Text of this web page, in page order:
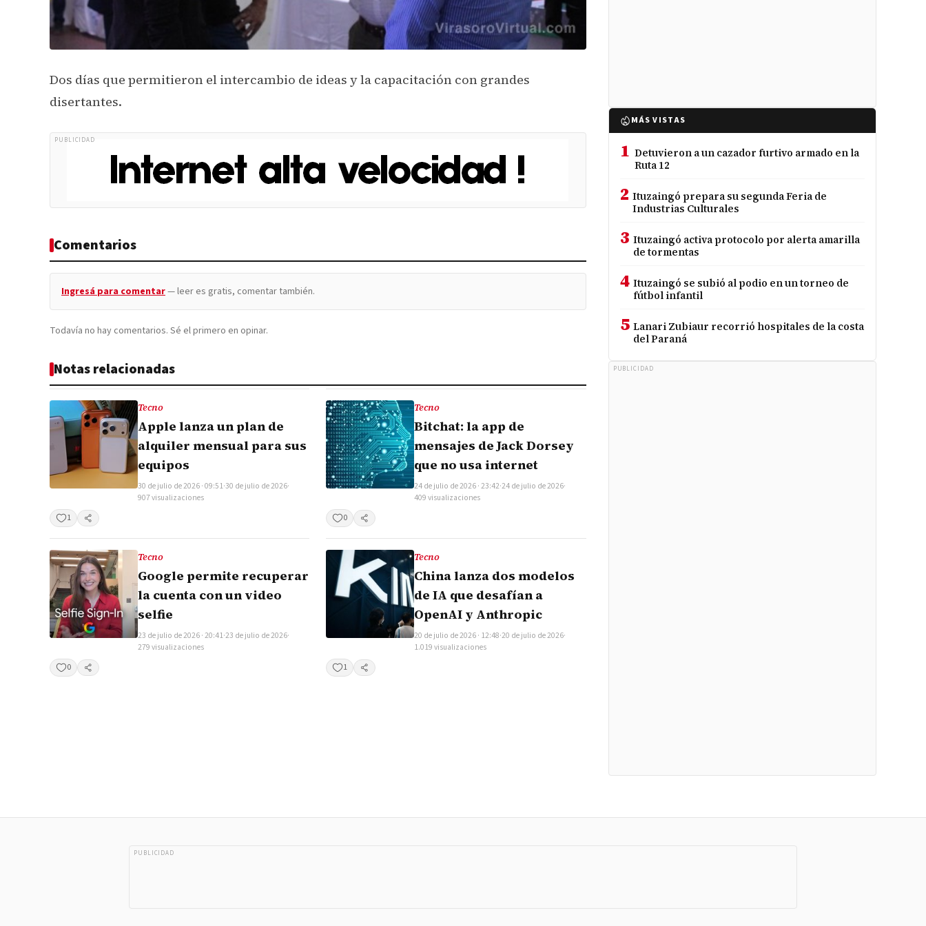
Dos días que permitieron el intercambio de ideas y la capacitación con grandes
disertantes.
PUBLICIDAD
Comentarios
Ingresá para comentar— leer es gratis, comentar también.
Todavía no hay comentarios. Sé el primero en opinar.
Notas relacionadas
Tecno
Apple lanza un plan de
alquiler mensual para sus
equipos
30 de julio de 2026 · 09:51·30 de julio de 2026·
907 visualizaciones
1
Compartir
Tecno
Bitchat: la app de
mensajes de Jack Dorsey
que no usa internet
24 de julio de 2026 · 23:42·24 de julio de 2026·
409 visualizaciones
0
Compartir
Tecno
Google permite recuperar
la cuenta con un video
selfie
23 de julio de 2026 · 20:41·23 de julio de 2026·
279 visualizaciones
0
Compartir
Tecno
China lanza dos modelos
de IA que desafían a
OpenAI y Anthropic
20 de julio de 2026 · 12:48·20 de julio de 2026·
1.019 visualizaciones
1
Compartir
MÁS VISTAS
1 Detuvieron a un cazador furtivo armado en la
Ruta 12
2 Ituzaingó prepara su segunda Feria de
Industrias Culturales
3 Ituzaingó activa protocolo por alerta amarilla
de tormentas
4 Ituzaingó se subió al podio en un torneo de
fútbol infantil
5 Lanari Zubiaur recorrió hospitales de la costa
del Paraná
PUBLICIDAD
PUBLICIDAD